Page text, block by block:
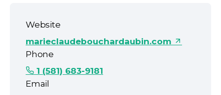
Website
marieclaudebouchardaubin.com
Phone
1 (581) 683-9181
Email